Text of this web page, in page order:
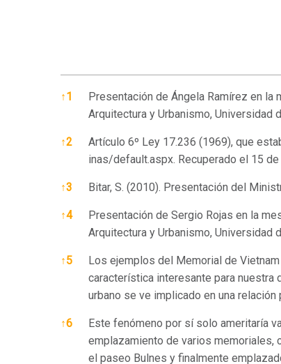
References
↑1
Presentación de Ángela Ramírez en la
Arquitectura y Urbanismo, Universidad
↑2 Artículo 6º Ley 17.236 (1969), que
inas/default.aspx. Recuperado el 15
↑3 Bitar, S. (2010). Presentación del
↑4
Presentación de Sergio Rojas en la
Arquitectura y Urbanismo, Universidad
↑5
Los ejemplos del Memorial de
característica interesante para nuestra
urbano se ve implicado en una
↑6
Este fenómeno por sí solo ameritaría
emplazamiento de varios memoriales,
el paseo Bulnes y finalmente